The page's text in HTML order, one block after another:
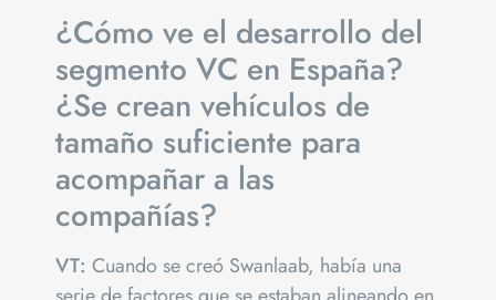
¿Cómo ve el desarrollo del
segmento VC en España?
¿Se crean vehículos de
tamaño suficiente para
acompañar a las
compañías?
VT: Cuando se creó Swanlaab, había una